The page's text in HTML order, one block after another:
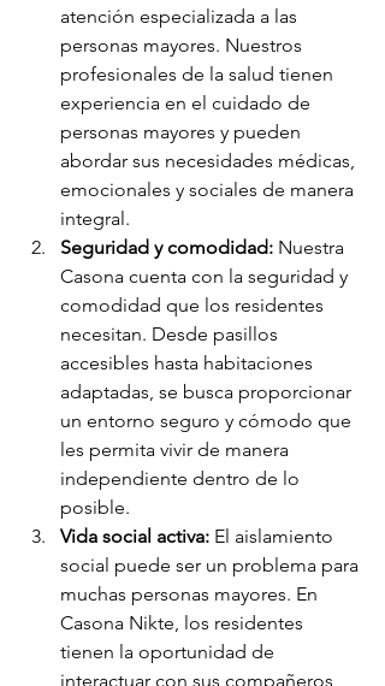
atención especializada a las
personas mayores. Nuestros
profesionales de la salud tienen
experiencia en el cuidado de
personas mayores y pueden
abordar sus necesidades médicas,
emocionales y sociales de manera
integral.
Seguridad y comodidad: Nuestra
Casona cuenta con la seguridad y
comodidad que los residentes
necesitan. Desde pasillos
accesibles hasta habitaciones
adaptadas, se busca proporcionar
un entorno seguro y cómodo que
les permita vivir de manera
independiente dentro de lo
posible.
Vida social activa: El aislamiento
social puede ser un problema para
muchas personas mayores. En
Casona Nikte, los residentes
tienen la oportunidad de
interactuar con sus compañeros,